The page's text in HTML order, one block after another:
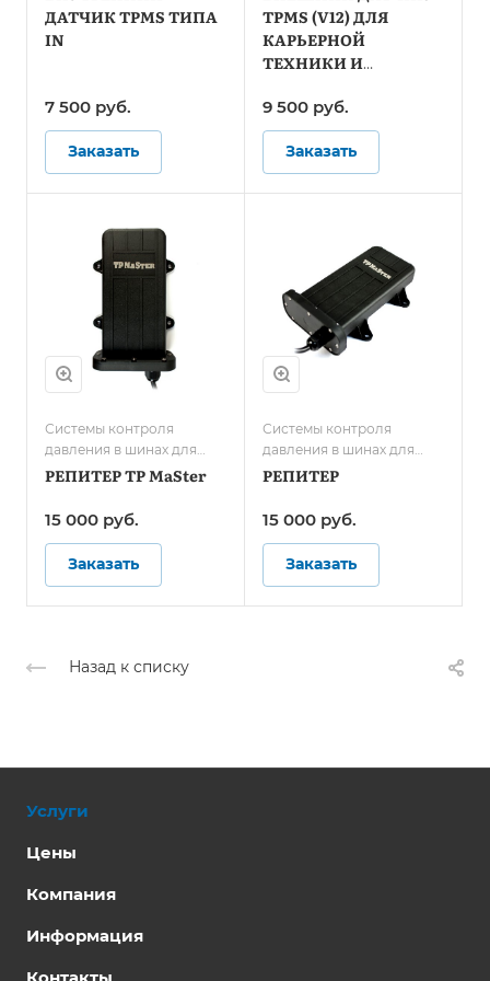
Системы контроля
давления в шинах для
автобусов
ДАТЧИК TPMS ТИПА
IN
7 500 руб.
Заказать
спецтранспорта
TPMS (V12) ДЛЯ
КАРЬЕРНОЙ
ТЕХНИКИ И
9 500 руб.
Заказать
Системы контроля
давления в шинах для
грузового транспорта/
давления в шинах для
автобусов
РЕПИТЕР TP MaSter
15 000 руб.
Заказать
Системы контроля
давления в шинах для
грузового транспорта/
давления в шинах для
автобусов
РЕПИТЕР
15 000 руб.
Заказать
Назад к списку
Услуги
Цены
Компания
Информация